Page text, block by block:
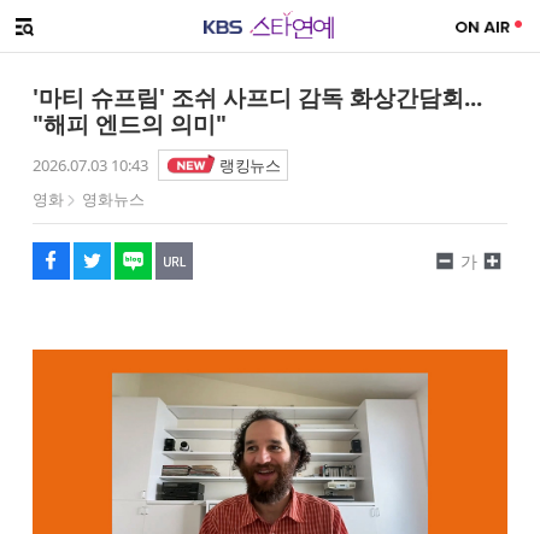
메뉴 열기
'마티 슈프림' 조쉬 사프디 감독 화상간담회...
"해피 엔드의 의미"
2026.07.03 10:43
랭킹뉴스
영화
영화뉴스
페이스북
트위터
네이버
URL복사
글씨 작게보기
가
글씨 크게보기